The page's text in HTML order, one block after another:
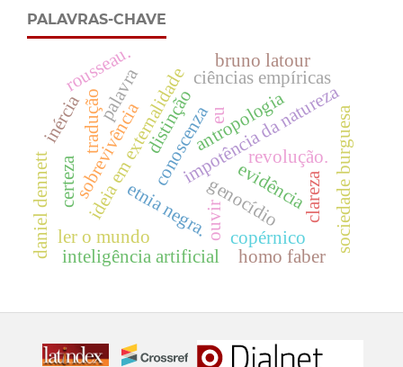
PALAVRAS-CHAVE
conoscenza
etnia negra. evidência
impotência da natureza
ideia em externalidade ciências empíricas
sociedade burguesa
sobrevivência
genocídio
antropologia
tradução
bruno latour
distinção
ler o mundo
palavra
revolução.
copérnico
rousseau.
clareza
certeza
inércia
inteligência artificial
daniel dennett ouvir
homo faber
eu